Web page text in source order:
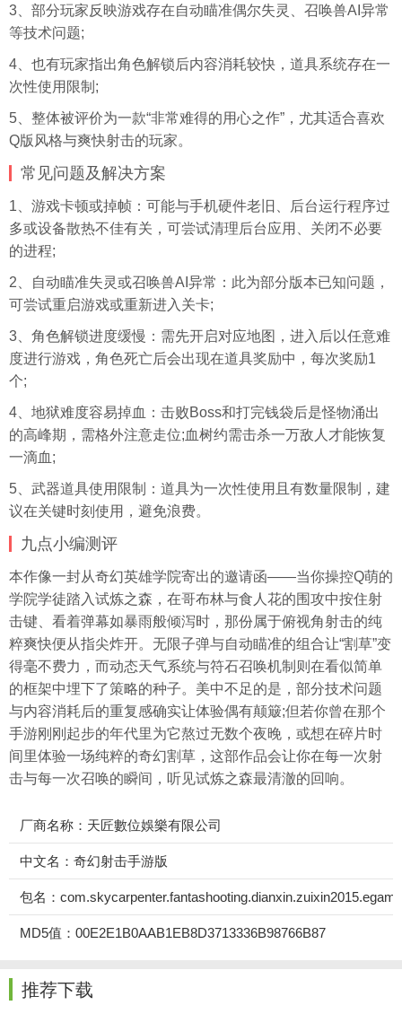
3、部分玩家反映游戏存在自动瞄准偶尔失灵、召唤兽AI异常
等技术问题;
4、也有玩家指出角色解锁后内容消耗较快，道具系统存在一
次性使用限制;
5、整体被评价为一款“非常难得的用心之作”，尤其适合喜欢
Q版风格与爽快射击的玩家。
常见问题及解决方案
1、游戏卡顿或掉帧：可能与手机硬件老旧、后台运行程序过
多或设备散热不佳有关，可尝试清理后台应用、关闭不必要
的进程;
2、自动瞄准失灵或召唤兽AI异常：此为部分版本已知问题，
可尝试重启游戏或重新进入关卡;
3、角色解锁进度缓慢：需先开启对应地图，进入后以任意难
度进行游戏，角色死亡后会出现在道具奖励中，每次奖励1
个;
4、地狱难度容易掉血：击败Boss和打完钱袋后是怪物涌出
的高峰期，需格外注意走位;血树约需击杀一万敌人才能恢复
一滴血;
5、武器道具使用限制：道具为一次性使用且有数量限制，建
议在关键时刻使用，避免浪费。
九点小编测评
本作像一封从奇幻英雄学院寄出的邀请函——当你操控Q萌的
学院学徒踏入试炼之森，在哥布林与食人花的围攻中按住射
击键、看着弹幕如暴雨般倾泻时，那份属于俯视角射击的纯
粹爽快便从指尖炸开。无限子弹与自动瞄准的组合让“割草”变
得毫不费力，而动态天气系统与符石召唤机制则在看似简单
的框架中埋下了策略的种子。美中不足的是，部分技术问题
与内容消耗后的重复感确实让体验偶有颠簸;但若你曾在那个
手游刚刚起步的年代里为它熬过无数个夜晚，或想在碎片时
间里体验一场纯粹的奇幻割草，这部作品会让你在每一次射
击与每一次召唤的瞬间，听见试炼之森最清澈的回响。
厂商名称：天匠數位娛樂有限公司
中文名：奇幻射击手游版
包名：com.skycarpenter.fantashooting.dianxin.zuixin2015.egame
MD5值：00E2E1B0AAB1EB8D3713336B98766B87
推荐下载